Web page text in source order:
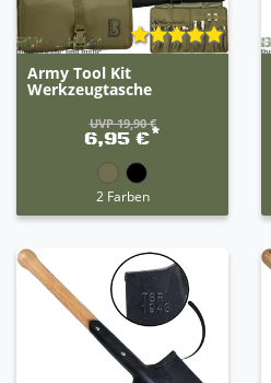
Army Tool Kit
Werkzeugtasche
UVP 19,90 €
6,95 €*
2 Farben